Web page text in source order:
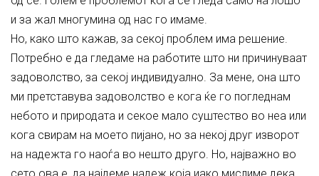
и за жал многумина од нас го имаме.
Но, како што кажав, за секој проблем има решение.
Потребно е да гледаме на работите што ни причинуваат
задоволство, за секој индивидуално. За мене, она што
ми претставува задоволство е кога ќе го погледнам
небото и природата и секое мало суштество во неа или
кога свирам на моето пијано, но за некој друг изворот
на надежта го наоѓа во нешто друго. Но, најважно во